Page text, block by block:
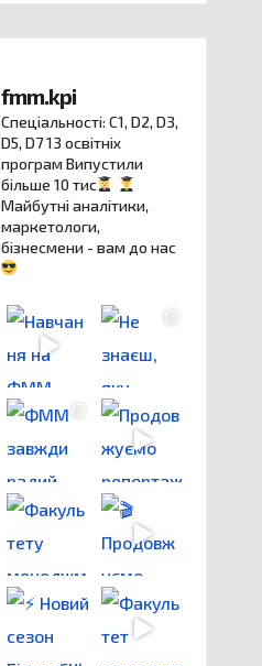
fmm.kpi
Спеціальності: C1, D2, D3,
D5, D713 освітніх
програмВипустили
більше 10 тис
Майбутні аналітики,
маркетологи,
бізнесмени - вам до нас